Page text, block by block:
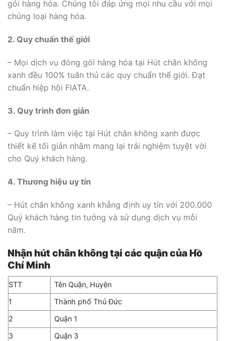
gói hàng hóa. Chúng tôi đáp ứng mọi nhu cầu với mọi
chủng loại hàng hóa.
2. Quy chuẩn thế giới
– Mọi dịch vụ đóng gói hàng hóa tại Hút chân không
xanh đều 100% tuân thủ các quy chuẩn thế giới. Đạt
chuẩn hiệp hội FIATA.
3. Quy trình đơn giản
– Quy trình làm việc tại Hút chân không xanh được
thiết kế tối giản nhằm mang lại trải nghiệm tuyệt vời
cho Quý khách hàng.
4. Thương hiệu uy tín
– Hút chân không xanh khẳng định uy tín với 200.000
Quý khách hàng tin tưởng và sử dụng dịch vụ mỗi
năm.
Nhận hút chân không tại các quận của Hồ
Chí Minh
STT
Tên Quận, Huyện
1
Thành phố Thủ Đức
2
Quận 1
3
Quận 3